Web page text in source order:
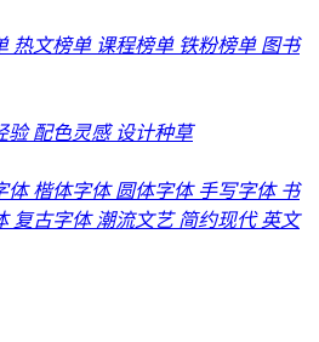
热文榜单课程榜单铁粉榜单图书
验配色灵感设计种草
体楷体字体圆体字体手写字体书
复古字体潮流文艺简约现代英文